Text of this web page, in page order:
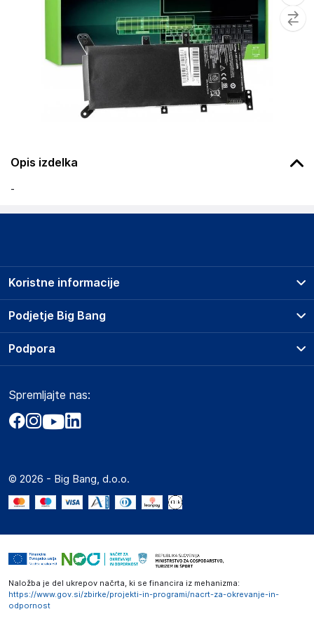
Opis izdelka
-
Podjetje Big Bang
O podjetju
Obvestila za javnost
Akt o digitalnih storitvah
Marketplace za partnerje
Novosti
Koristne informacije
Prodajna mesta
Storitve
Dostava, vnos in odvoz
Zavarovanje izdelkov
Podpora
Marketplace
Kako oddati naročilo?
Spremljajte nas:
© 2026 - Big Bang, d.o.o.
Naložba je del ukrepov načrta, ki se financira iz mehanizma:
https://www.gov.si/zbirke/projekti-in-programi/nacrt-za-okrevanje-in-
odpornost